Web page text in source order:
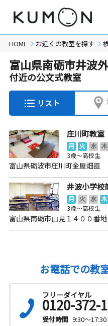
HOME お近くの教室を探す
富山県南砺市井波
付近の公文式教室
リスト
庄川町教室
月 火 水 木
3歳～高校生
富山県砺波市庄川町金屋畑直
井波小学校
月 火 水 木
3歳～高校生
富山県南砺市山見１４００番
お電話での教
フリーダイヤル
0120-372-
受付時間 9:30～17:30